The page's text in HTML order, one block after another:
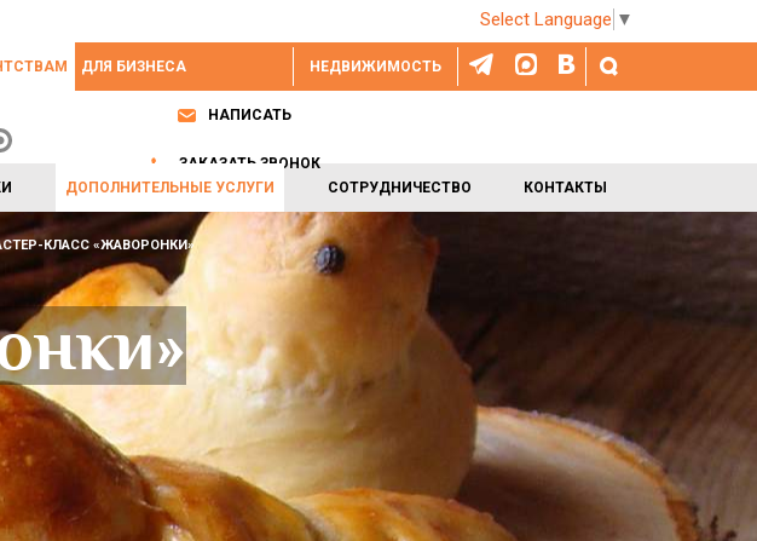
Select Language ▼
НЕДВИЖИМОСТЬ
ДЛЯ БИЗНЕСА
ДОПОЛНИТЕЛЬНЫЕ УСЛУГИ СОТРУДНИЧЕСТВО КОНТАКТЫ
НАПИСАТЬ
ЗАКАЗАТЬ ЗВОНОК
КЛАСС «ЖАВОРОНКИ»